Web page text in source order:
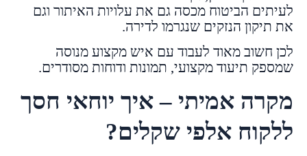
לעיתים הביטוח מכסה גם את עלויות האיתור וגם
את תיקון הנזקים שנגרמו לדירה.
לכן חשוב מאוד לעבוד עם איש מקצוע מנוסה
שמספק תיעוד מקצועי, תמונות ודוחות מסודרים.
מקרה אמיתי – איך יוחאי חסך
ללקוח אלפי שקלים?